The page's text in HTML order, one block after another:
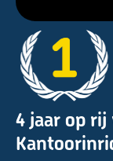
4 jaar op rij